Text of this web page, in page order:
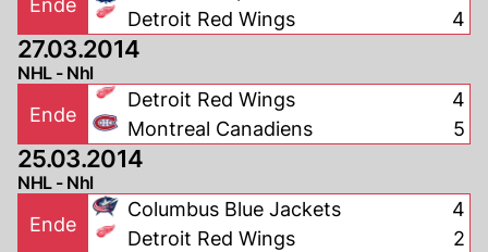
Detroit Red Wings
4
27.03.2014
NHL - Nhl
Ende
Detroit Red Wings
Montreal Canadiens
4
5
25.03.2014
NHL - Nhl
Ende
Columbus Blue Jackets
Detroit Red Wings
4
2